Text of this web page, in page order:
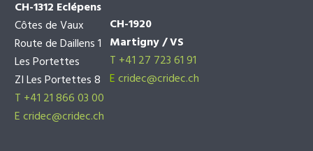
CH-1312 Eclépens
Côtes de Vaux
Route de Daillens 1
Les Portettes
ZI Les Portettes 8
T +41 21 866 03 00
Ecridec@cridec.ch
CH-1920
Martigny / VS
T +41 27 723 61 91
Ecridec@cridec.ch